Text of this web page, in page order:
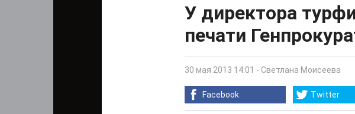
У директора
печати
30 мая 2013 14:01 - Светлана Моисеева
Facebook Twitter